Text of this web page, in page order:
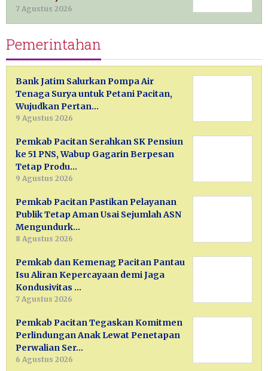
7 Agustus 2026
Pemerintahan
Bank Jatim Salurkan Pompa Air
Tenaga Surya untuk Petani Pacitan,
Wujudkan Pertan…
9 Agustus 2026
Pemkab Pacitan Serahkan SK Pensiun
ke 51 PNS, Wabup Gagarin Berpesan
Tetap Produ…
9 Agustus 2026
Pemkab Pacitan Pastikan Pelayanan
Publik Tetap Aman Usai Sejumlah ASN
Mengundurk…
8 Agustus 2026
Pemkab dan Kemenag Pacitan Pantau
Isu Aliran Kepercayaan demi Jaga
Kondusivitas …
7 Agustus 2026
Pemkab Pacitan Tegaskan Komitmen
Perlindungan Anak Lewat Penetapan
Perwalian Ser…
6 Agustus 2026